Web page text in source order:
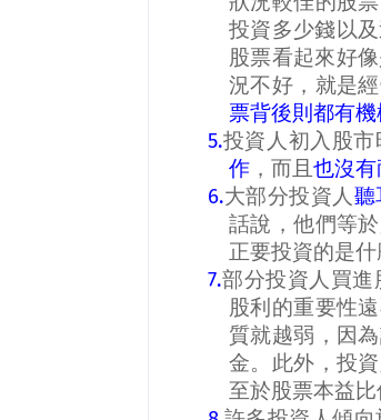
投資多少錢以
股票看起來好
況不好，就是
票背後則都有機
5.投資人初入股
作 ，而且也沒有
6.大部分投資人 聽
話說，他們等
正要投資的是
7.部分投資人買進
股利的重要性
質就越弱，因
金。此外，投
至於股票本益